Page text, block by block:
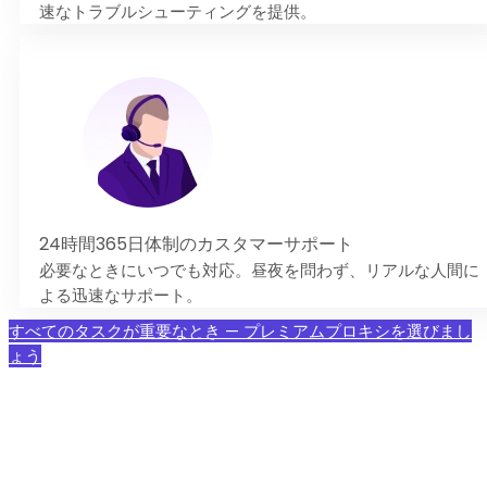
速なトラブルシューティングを提供。
24時間365日体制のカスタマーサポート
必要なときにいつでも対応。昼夜を問わず、リアルな人間に
よる迅速なサポート。
すべてのタスクが重要なとき — プレミアムプロキシを選びまし
ょう